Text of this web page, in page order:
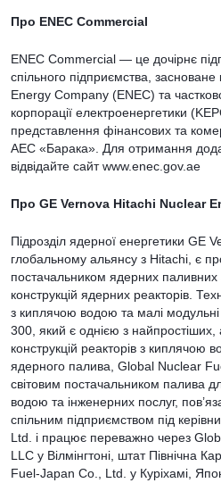
Про ENEC Commercial
ENEC Commercial — це дочірнє
спільного підприємства,
Energy Company (ENEC) та
корпорації електроенергетики
представлення фінансових та
АЕС «Барака». Для отримання
відвідайте сайт www.enec.gov.ae
Про GE Vernova Hitachi Nuclear
Підрозділ ядерної енергетики GE
глобальному альянсу з Hitachi, є
постачальником ядерних паливних
конструкцій ядерних реакторів.
з киплячою водою та малі модульні
300, який є однією з найпростіших,
конструкцій реакторів з киплячою
ядерного палива, Global Nuclear
світовим постачальником палива
водою та інженерних послуг,
спільним підприємством під
Ltd. і працює переважно через
LLC у Вілмінгтоні, штат Північна
Fuel-Japan Co., Ltd. у Куріхамі,